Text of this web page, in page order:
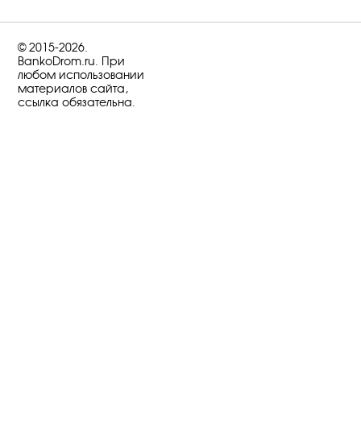
© 2015-2026.
BankoDrom.ru. При
любом использовании
материалов сайта,
ссылка обязательна.